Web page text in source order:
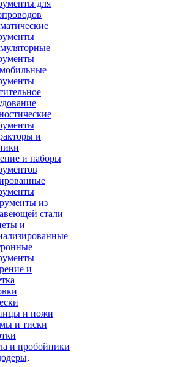
для
и
и наборы
из
стали
и
и
и ножи
и тиски
и пробойники